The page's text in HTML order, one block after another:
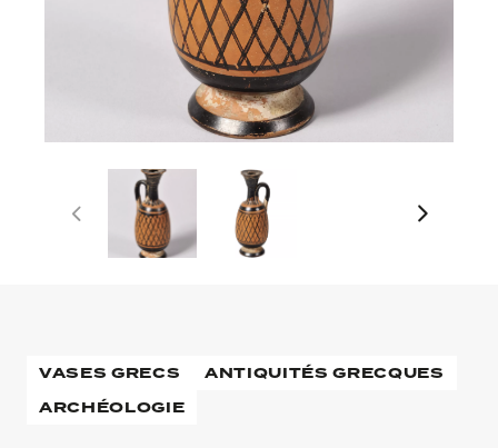
VASES GRECS
ANTIQUITÉS GRECQUES
ARCHÉOLOGIE